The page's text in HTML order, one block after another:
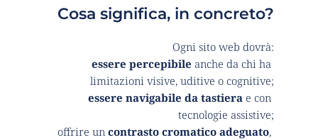
Cosa significa, in concreto?
Ogni sito web dovrà:
essere percepibile anche da chi ha
limitazioni visive, uditive o cognitive;
essere navigabile da tastiera e con
tecnologie assistive;
offrire un contrasto cromatico adeguato,